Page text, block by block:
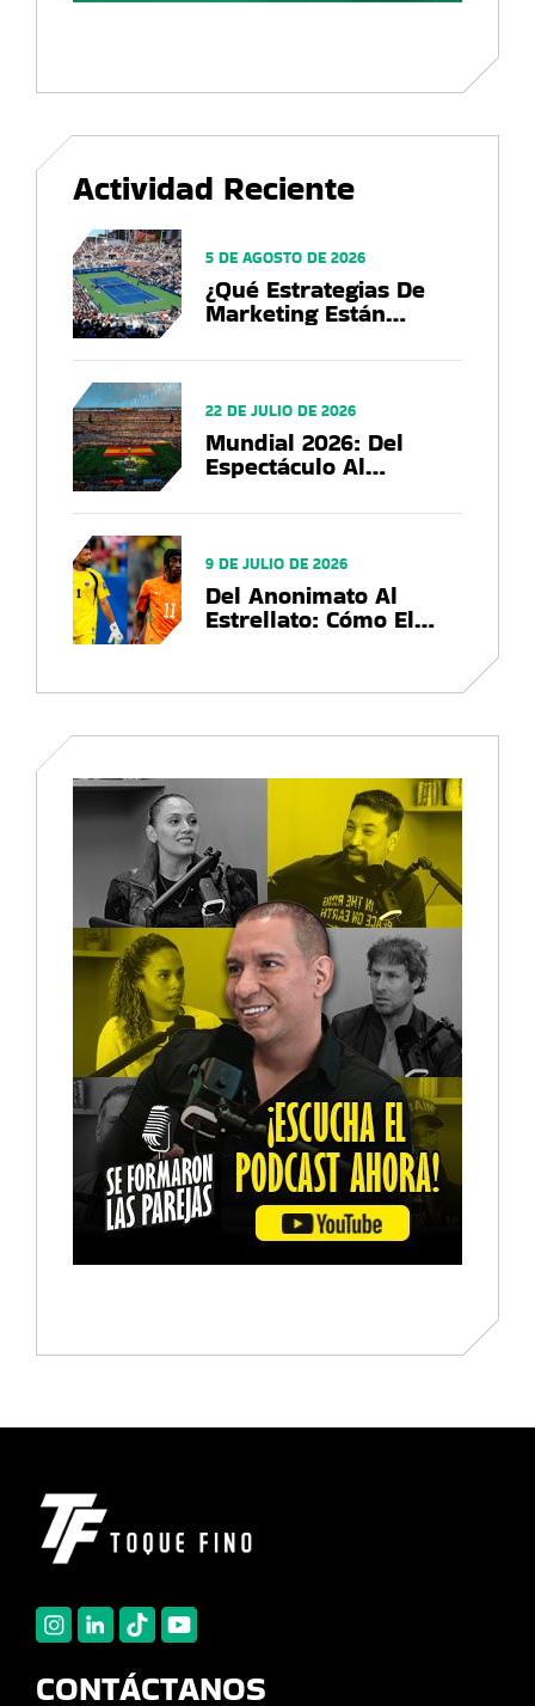
Actividad Reciente
¿Qué Estrategias De
Marketing Están
En El US Open 2026?
5 DE AGOSTO DE 2026
Mundial 2026: Del
Espectáculo Al
Que Deja La Copa Del
22 DE JULIO DE 2026
Del Anonimato Al
Estrellato: Cómo El
En Marcas Globales
9 DE JULIO DE 2026
CONTÁCTANOS